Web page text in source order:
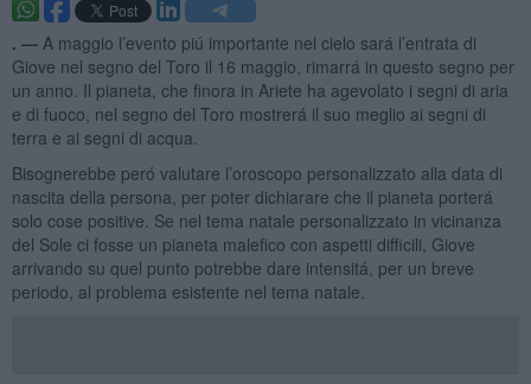
. — A maggio l’evento piú importante nel cielo sará l’entrata di
Giove nel segno del Toro il 16 maggio, rimarrá in questo segno per
un anno. Il pianeta, che finora in Ariete ha agevolato i segni di aria
e di fuoco, nel segno del Toro mostrerá il suo meglio ai segni di
terra e ai segni di acqua.
Bisognerebbe peró valutare l’oroscopo personalizzato alla data di
nascita della persona, per poter dichiarare che il pianeta porterá
solo cose positive. Se nel tema natale personalizzato in vicinanza
del Sole ci fosse un pianeta malefico con aspetti difficili, Giove
arrivando su quel punto potrebbe dare intensitá, per un breve
periodo, al problema esistente nel tema natale.